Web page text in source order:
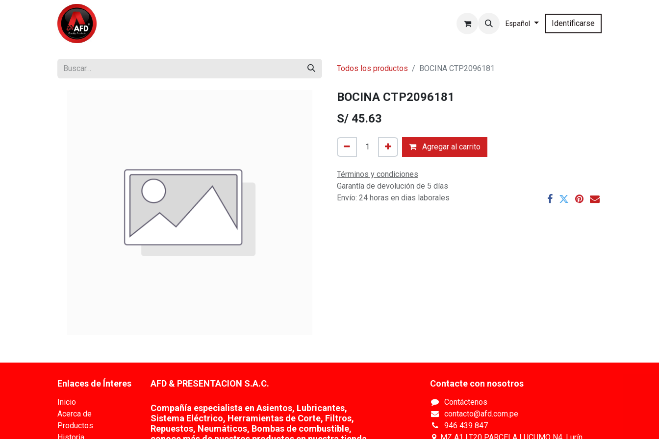
Español Identificarse
Todos los productos BOCINA CTP2096181
BOCINA CTP2096181
S/ 45.63
Agregar al carrito
Términos y condiciones
Garantía de devolución de 5 días
Envío: 24 horas en dias laborales
Enlaces de Ínteres
Inicio
Acerca de
Productos
AFD & PRESENTACION S.A.C.
Compañía especialista en Asientos, Lubricantes,
Sistema Eléctrico, Herramientas de Corte, Filtros,
Repuestos, Neumáticos, Bombas de combustible,
Contacte con nosotros
Contáctenos
contacto@afd.com.pe
946 439 847